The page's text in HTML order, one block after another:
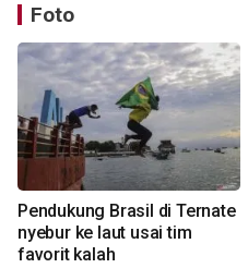
Foto
Pendukung Brasil di Ternate
nyebur ke laut usai tim
favorit kalah